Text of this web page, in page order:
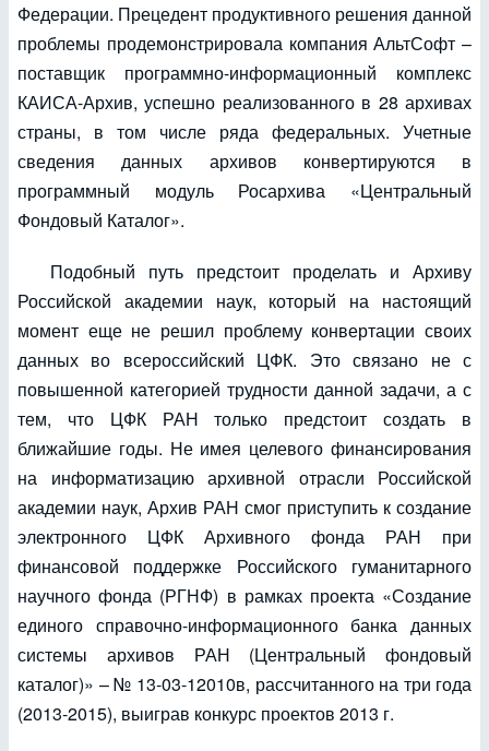
Федерации. Прецедент продуктивного решения данной
проблемы продемонстрировала компания АльтСофт –
поставщик программно-информационный комплекс
КАИСА-Архив, успешно реализованного в 28 архивах
страны, в том числе ряда федеральных. Учетные
сведения данных архивов конвертируются в
программный модуль Росархива «Центральный
Фондовый Каталог».
Подобный путь предстоит проделать и Архиву
Российской академии наук, который на настоящий
момент еще не решил проблему конвертации своих
данных во всероссийский ЦФК. Это связано не с
повышенной категорией трудности данной задачи, а с
тем, что ЦФК РАН только предстоит создать в
ближайшие годы. Не имея целевого финансирования
на информатизацию архивной отрасли Российской
академии наук, Архив РАН смог приступить к создание
электронного ЦФК Архивного фонда РАН при
финансовой поддержке Российского гуманитарного
научного фонда (РГНФ) в рамках проекта «Создание
единого справочно-информационного банка данных
системы архивов РАН (Центральный фондовый
каталог)» – № 13-03-12010в, рассчитанного на три года
(2013-2015), выиграв конкурс проектов 2013 г.